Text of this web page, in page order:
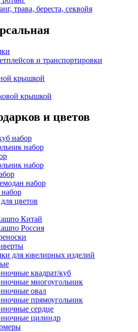
трава, береста, секвойя
и транспортировки
крышкой
крышкой
и цветов
набор
набор
набор
набор
цветов
Китай
Россия
для ювелирных изделий
квадрат/куб
многоугольник
овал
прямоугольник
сердце
цилиндр